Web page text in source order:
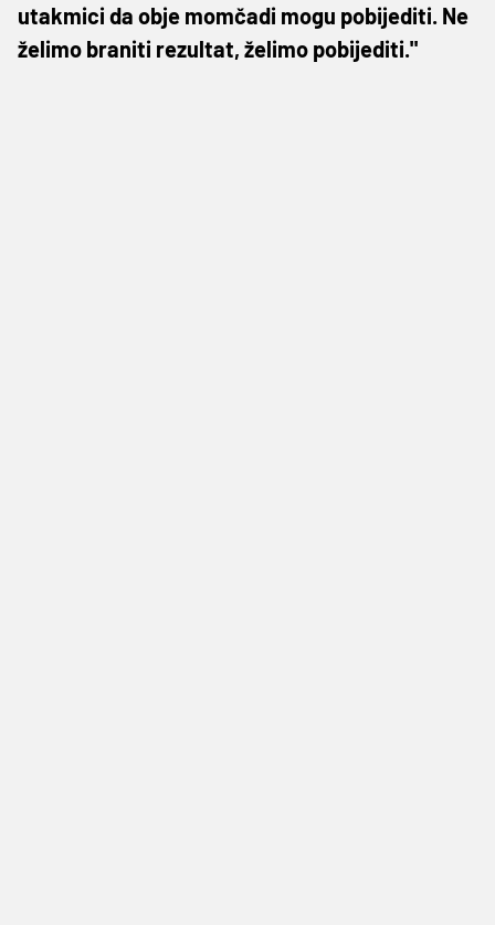
utakmici da obje momčadi mogu pobijediti. Ne
želimo braniti rezultat, želimo pobijediti."